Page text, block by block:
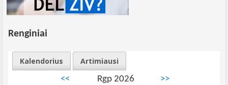
Renginiai
Kalendorius
Artimiausi
<<
Rgp 2026 >>